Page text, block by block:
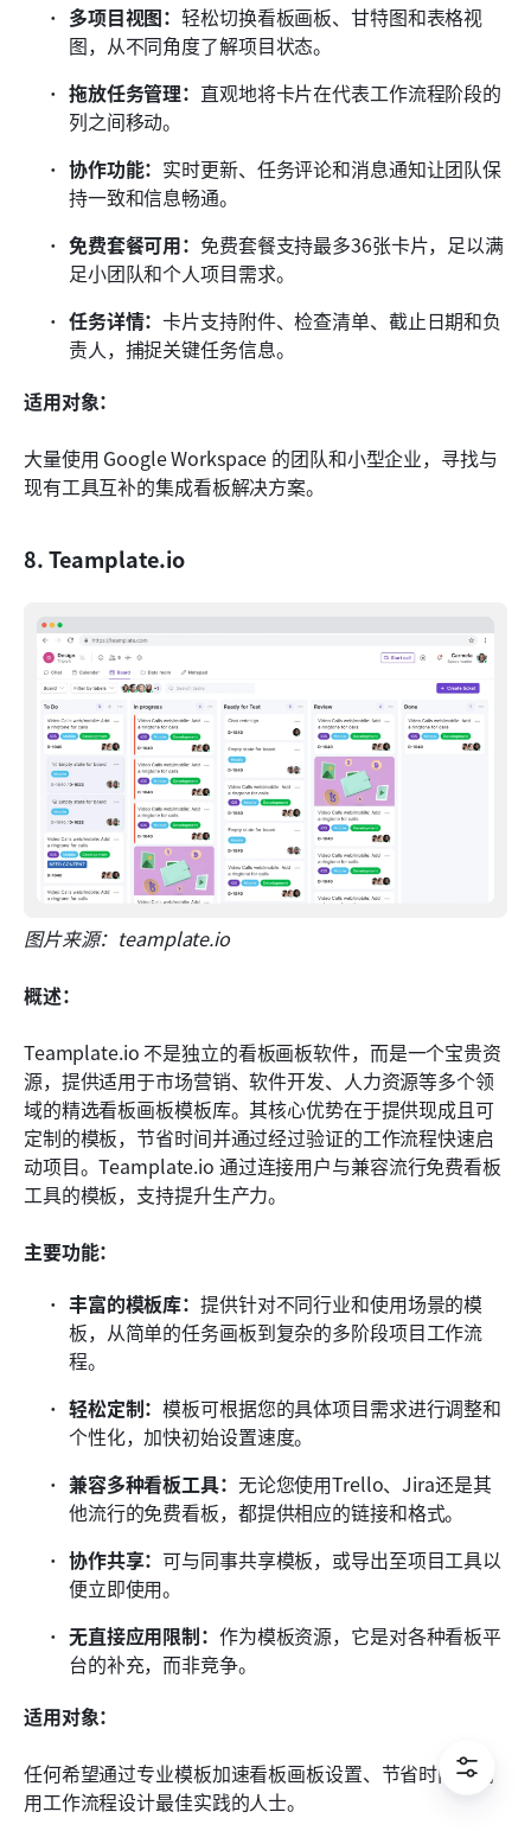
多项目视图：轻松切换看板画板、甘特图和表格视
图，从不同角度了解项目状态。
拖放任务管理： 直观地将卡片在代表工作流程阶段的
列之间移动。
协作功能： 实时更新、任务评论和消息通知让团队保
持一致和信息畅通。
免费套餐可用： 免费套餐支持最多36张卡片，足以满
足小团队和个人项目需求。
任务详情：卡片支持附件、检查清单、截止日期和负
责人，捕捉关键任务信息。
适用对象：
大量使用 Google Workspace 的团队和小型企业，寻找与
现有工具互补的集成看板解决方案。
8. Teamplate.io
图片来源：teamplate.io
概述：
Teamplate.io 不是独立的看板画板软件，而是一个宝贵资
源，提供适用于市场营销、软件开发、人力资源等多个领
域的精选看板画板模板库。其核心优势在于提供现成且可
定制的模板，节省时间并通过经过验证的工作流程快速启
动项目。Teamplate.io 通过连接用户与兼容流行免费看板
工具的模板，支持提升生产力。
主要功能：
丰富的模板库：提供针对不同行业和使用场景的模
板，从简单的任务画板到复杂的多阶段项目工作流
程。
轻松定制：模板可根据您的具体项目需求进行调整和
个性化，加快初始设置速度。
兼容多种看板工具： 无论您使用Trello、Jira还是其
他流行的免费看板，都提供相应的链接和格式。
协作共享： 可与同事共享模板，或导出至项目工具以
便立即使用。
无直接应用限制： 作为模板资源，它是对各种看板平
台的补充，而非竞争。
适用对象：
任何希望通过专业模板加速看板画板设置、节省时间并利
用工作流程设计最佳实践的人士。